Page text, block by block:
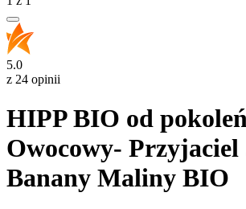
5.0
z 24 opinii
HIPP BIO od
Owocowy- Przyjaciel
Banany Maliny BIO